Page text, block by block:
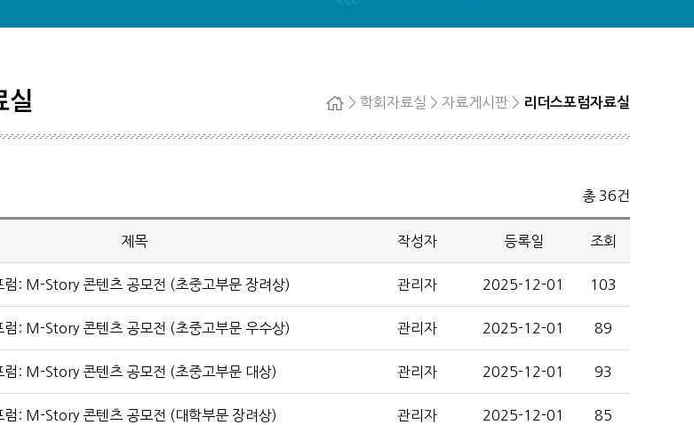
자료게시판 여성수학계 소식
공시자료
회비납입 및 결제내역
실 홈 > 학회자료실 > 자료게시판 > 리더스포럼자료실
총 36건
제목 작성자 등록일 조회
: M-Story 콘텐츠 공모전 (초중고부문 장려상) 관리자 2025-12-01 103
: M-Story 콘텐츠 공모전 (초중고부문 우수상) 관리자 2025-12-01 89
: M-Story 콘텐츠 공모전 (초중고부문 대상) 관리자 2025-12-01 93
: M-Story 콘텐츠 공모전 (대학부문 장려상) 관리자 2025-12-01 85